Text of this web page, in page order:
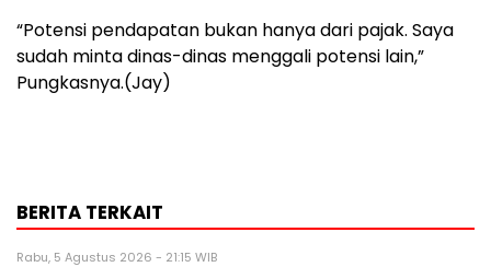
“Potensi pendapatan bukan hanya dari pajak. Saya
sudah minta dinas-dinas menggali potensi lain,”
Pungkasnya.(Jay)
BERITA TERKAIT
Rabu, 5 Agustus 2026 - 21:15 WIB